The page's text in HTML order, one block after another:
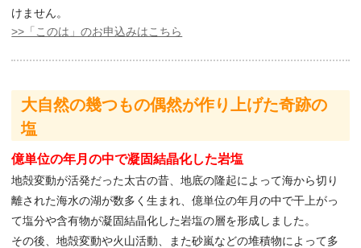
けません。
>>「このは」のお申込みはこちら
大自然の幾つもの偶然が作り上げた奇跡の
塩
億単位の年月の中で凝固結晶化した岩塩
地殻変動が活発だった太古の昔、地底の隆起によって海から切り
離された海水の湖が数多く生まれ、億単位の年月の中で干上がっ
て塩分や含有物が凝固結晶化した岩塩の層を形成しました。
その後、地殻変動や火山活動、また砂嵐などの堆積物によって多